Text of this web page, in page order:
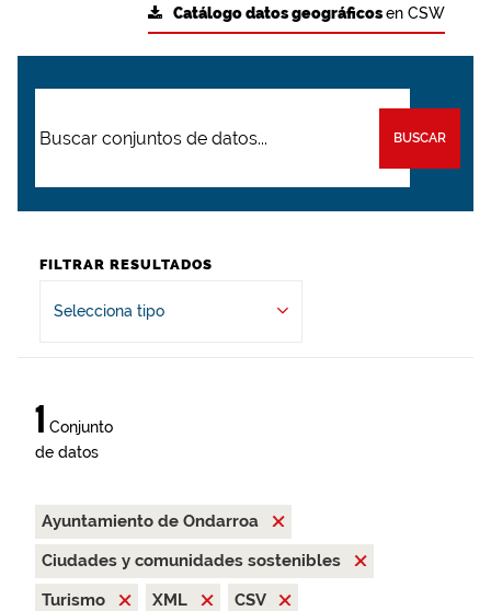
Catálogo datos geográficosen CSW
BUSCAR
FILTRAR RESULTADOS
Selecciona tipo
1 Conjunto
de datos
Ayuntamiento de Ondarroa
Ciudades y comunidades sostenibles
Turismo
XML
CSV